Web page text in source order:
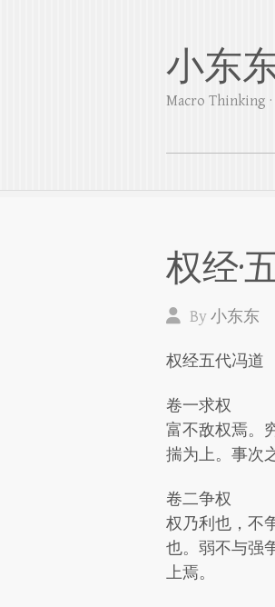
小东
Macro Thinking
权经·
By小东东
权经五代冯道
卷一求权
富不敌权焉。
揣为上。事次
卷二争权
权乃利也，不
也。弱不与强
上焉。